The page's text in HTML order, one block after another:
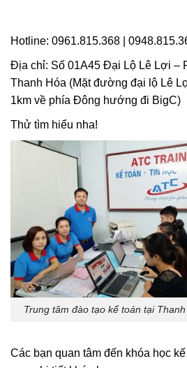
Hotline: 0961.815.368 |
Địa chỉ: Số 01A45 Đại Lộ Lê Lợi –
Thanh Hóa (Mặt đường đại lộ Lê
1km về phía Đông hướng đi BigC)
Thử tìm hiểu nha!
Trung tâm đào tạo kế toán tại Thanh
Các bạn quan tâm đến khóa học